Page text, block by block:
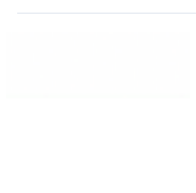
Vous pouvez télécharger le livret d'accueil